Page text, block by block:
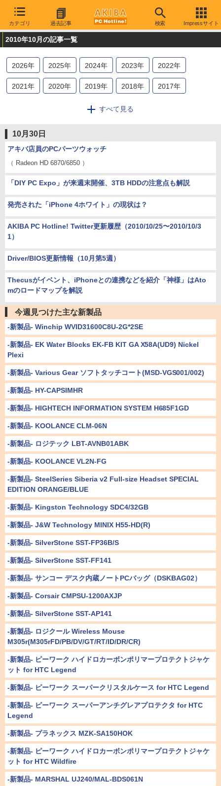
カテゴリ 過去記事 検索 Impressサイト
2010年10月の記事一覧
2026年 2025年 2024年 2023年 2022年
2021年 2020年 2019年 2018年 2017年
2014年 2013
すべて見る
10月30日
アキバ店員のPCパーツウォッチ
（ Radeon HD 6870/6850 ）
「DIY PC Expo」が来週末開催、3TB HDDの注意点も解説
発売された「iPhone 4ホワイト」の現状は？
AKIBA PC Hotline! Twitter更新履歴（2010/10/25〜2010/10/3
1）
Driver/BIOS更新情報（10月第5週）
Thecusがイベント、iPhoneとの連携などを紹介「神様」はAto
mのロードマップを解説
今週見つけた主な新製品
-新製品- Winchip WVID31600C8U-2G*2SE
-新製品- EK Water Blocks EK-FB KIT GA X58A(UD9) Nickel
Plexi
-新製品- Various Gear ソフトタッチコート(MSD-VGS001/002)
-新製品- HY-CAPSIMHR
-新製品- HIGHTECH INFORMATION SYSTEM H685F1GD
-新製品- KOOLANCE CLM-06N
-新製品- ロジテック LBT-AVNB01ABK
-新製品- KOOLANCE VL2N-FG
-新製品- SteelSeries Siberia v2 Full-size Headset SPECIAL
EDITION ORANGE/BLUE
-新製品- Kingston Technology SDC4/32GB
-新製品- J&W Technology MINIX H55-HD(R)
-新製品- SilverStone SST-FP36B/S
-新製品- SilverStone SST-FF141
-新製品- サンコー デスク内蔵ノートPCバッグ（DSKBAG02）
-新製品- Corsair CMPSU-1200AXJP
-新製品- SilverStone SST-AP141
-新製品- ロジクール Wireless Mouse
M305r(M305rFD/PB/DV/GT/RT/ID/DR/CR)
-新製品- ピーワーク ハイドロカーボンポリマープロテクトジャケ
ット for HTC Legend
-新製品- ピーワーク スーパークリスタルケース for HTC Legend
-新製品- ピーワーク スーパーアンチグレアプロテクタ for HTC
Legend
-新製品- プラネックス MZK-SA150HOK
-新製品- ピーワーク ハイドロカーボンポリマープロテクトジャケ
ット for HTC Wildfire
-新製品- MARSHAL UJ240/MAL-BDS061N